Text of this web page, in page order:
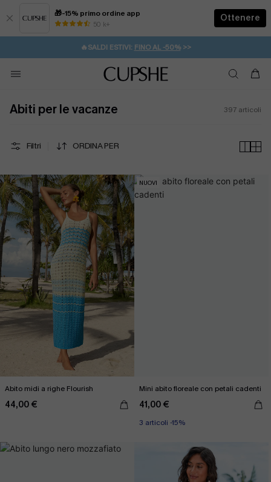
🎁-15% primo ordine app
50 k+
Ottenere
⚡️-15% SUGLI ESSENZIALI DA VACANZA | ACQUISTA
🔥SALDI ESTIVI: FINO AL -50%>>
🚚SPEDIZIONE GRATUITA DA 49€
💌REGALO PER I NUOVI: 20% DI SCONTO*
Abiti per le vacanze 397 articoli
Filtri ORDINA PER
Abito midi a righe Flourish
44,00 €
NUOVI
Mini abito floreale con petali cadenti
41,00 €
3 articoli -15%